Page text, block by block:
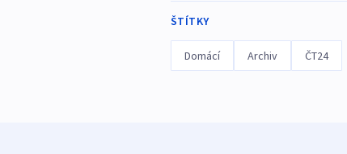
ŠTÍTKY
Domácí Archiv ČT24